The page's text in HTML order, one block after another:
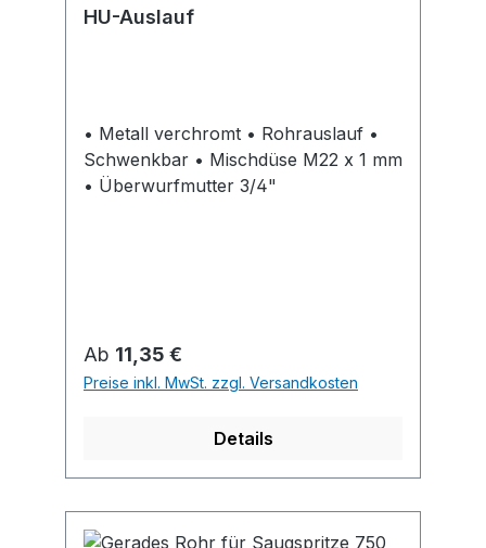
HU-Auslauf
• Metall verchromt • Rohrauslauf •
Schwenkbar • Mischdüse M22 x 1 mm
• Überwurfmutter 3/4"
Regulärer Preis:
Ab 11,35 €
Preise inkl. MwSt. zzgl. Versandkosten
Details